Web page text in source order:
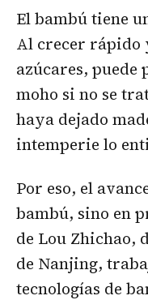
El bambú tiene
Al crecer rápido
azúcares, puede
moho si no se
haya dejado
intemperie lo
Por eso, el
bambú, sino en
de Lou Zhichao,
de Nanjing,
tecnologías de